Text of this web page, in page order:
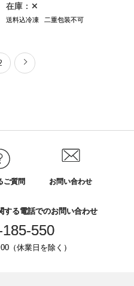
在庫：✕
送料込冷凍 二重包装不可
ご質問 お問い合わせ
する電話でのお問い合わせ
550
（休業日を除く）